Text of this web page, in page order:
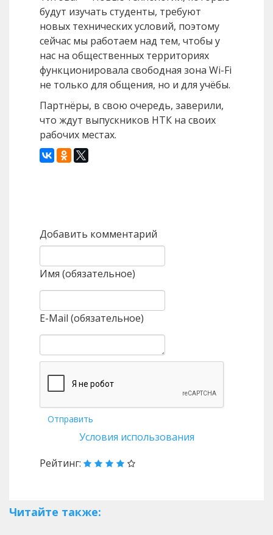
будут изучать студенты, требуют
новых технических условий, поэтому
сейчас мы работаем над тем, чтобы у
нас на общественных территориях
функционировала свободная зона Wi-Fi
не только для общения, но и для учёбы.
Партнёры, в свою очередь, заверили,
что ждут выпускников НТК на своих
рабочих местах.
Добавить комментарий
Имя (обязательное)
E-Mail (обязательное)
Отправить
Условия использования
Рейтинг:
Читайте также: